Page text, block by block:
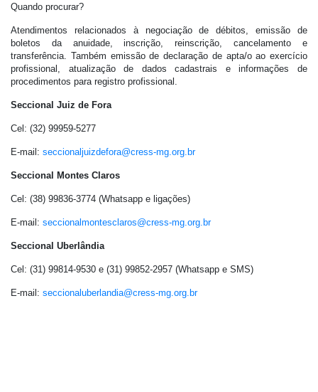
Quando procurar?
Atendimentos relacionados à negociação de débitos, emissão de
boletos da anuidade, inscrição, reinscrição, cancelamento e
transferência. Também emissão de declaração de apta/o ao exercício
profissional, atualização de dados cadastrais e informações de
procedimentos para registro profissional.
Seccional Juiz de Fora
Cel: (32) 99959-5277
E-mail: seccionaljuizdefora@cress-mg.org.br
Seccional Montes Claros
Cel: (38) 99836-3774 (Whatsapp e ligações)
E-mail: seccionalmontesclaros@cress-mg.org.br
Seccional Uberlândia
Cel: (31) 99814-9530 e (31) 99852-2957 (Whatsapp e SMS)
E-mail: seccionaluberlandia@cress-mg.org.br